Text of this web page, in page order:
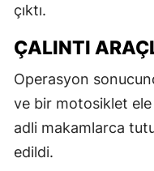
çıktı.
ÇALINTI
Operasyon
ve bir motosiklet ele
adli makamlarca
edildi.